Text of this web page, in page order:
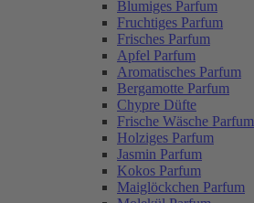
Blumiges Parfum
Fruchtiges Parfum
Frisches Parfum
Apfel Parfum
Aromatisches Parfum
Bergamotte Parfum
Chypre Düfte
Frische Wäsche Parfum
Holziges Parfum
Jasmin Parfum
Kokos Parfum
Maiglöckchen Parfum